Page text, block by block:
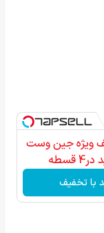
ویژه جین وست
قسطه
با تخفیف